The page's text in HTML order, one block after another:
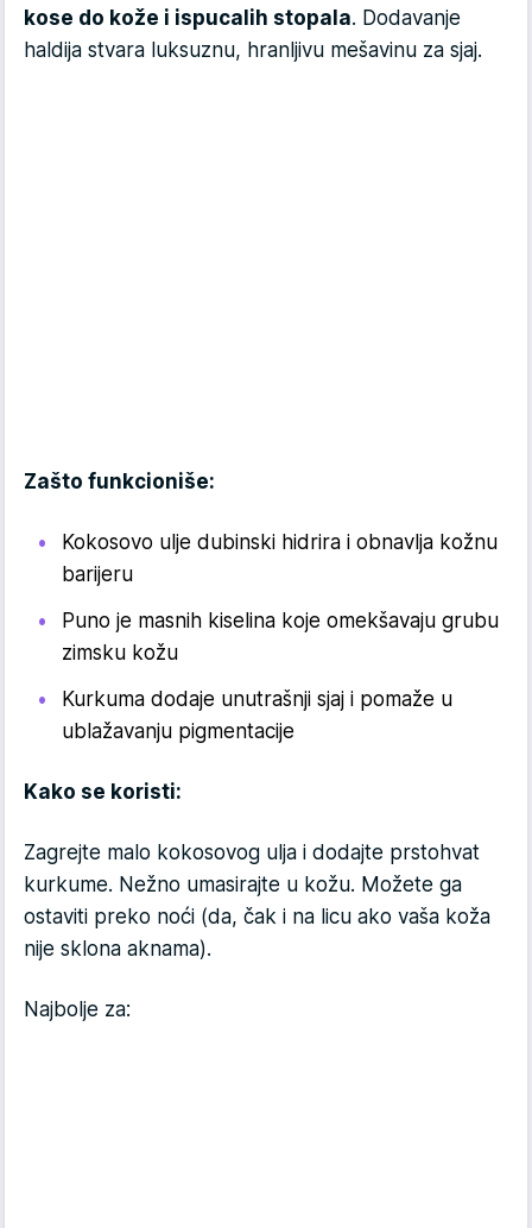
kose do kože i ispucalih stopala. Dodavanje
haldija stvara luksuznu, hranljivu mešavinu za sjaj.
Zašto funkcioniše:
Kokosovo ulje dubinski hidrira i obnavlja kožnu
barijeru
Puno je masnih kiselina koje omekšavaju grubu
zimsku kožu
Kurkuma dodaje unutrašnji sjaj i pomaže u
ublažavanju pigmentacije
Kako se koristi:
Zagrejte malo kokosovog ulja i dodajte prstohvat
kurkume. Nežno umasirajte u kožu. Možete ga
ostaviti preko noći (da, čak i na licu ako vaša koža
nije sklona aknama).
Najbolje za: